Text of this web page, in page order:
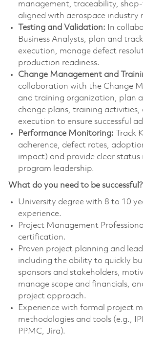
management, traceability,
aligned with aerospace industry
Testing and Validation: In
Business Analysts, plan and
execution, manage defect
production readiness.
Change Management and
collaboration with the Change
and training organization, plan
change plans, training activities,
execution to ensure successful
Performance Monitoring:
Track
adherence, defect rates,
impact) and provide clear
program leadership.
What do you need to be successful?
University degree with 8 to 10
experience.
Project Management
certification.
Proven project planning and
including the ability to quickly
sponsors and stakeholders,
manage scope and financials,
project approach.
Experience with formal project
methodologies and tools (e.g.,
PPMC, Jira).